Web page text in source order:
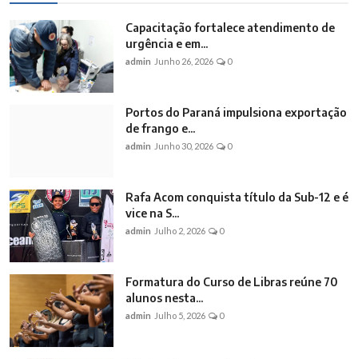
Capacitação fortalece atendimento de
urgência e em...
admin Junho 26, 2026 0
Portos do Paraná impulsiona exportação
de frango e...
admin Junho 30, 2026 0
Rafa Acom conquista título da Sub-12 e é
vice na S...
admin Julho 2, 2026 0
Formatura do Curso de Libras reúne 70
alunos nesta...
admin Julho 5, 2026 0